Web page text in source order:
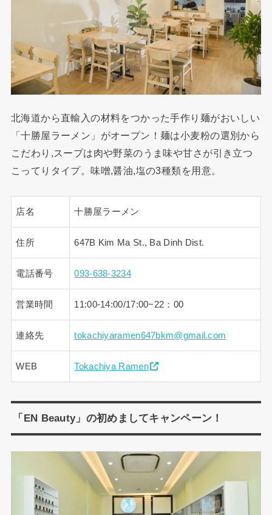
北海道から直輸入の材料をつかった手作り麺がおいしい
「十勝屋ラーメン」がオープン！麺は小麦粉の選別から
こだわり,スープは肉や野菜のうま味や甘さが引き立つ
こってりタイプ。味噌,醤油,塩の3種類を用意。
店名 十勝屋ラーメン
住所 647B Kim Ma St., Ba Dinh Dist.
電話番号 093-638-3234
営業時間 11:00-14:00/17:00−22：00
連絡先 tokachiyaramen647bkm@gmail.com
WEB Tokachiya Ramen
「EN Beauty」の初めましてキャンペーン！